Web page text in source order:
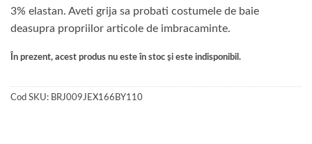
3% elastan. Aveti grija sa probati costumele de baie
deasupra propriilor articole de imbracaminte.
În prezent, acest produs nu este în stoc și este indisponibil.
Cod SKU: BRJ009JEX166BY110